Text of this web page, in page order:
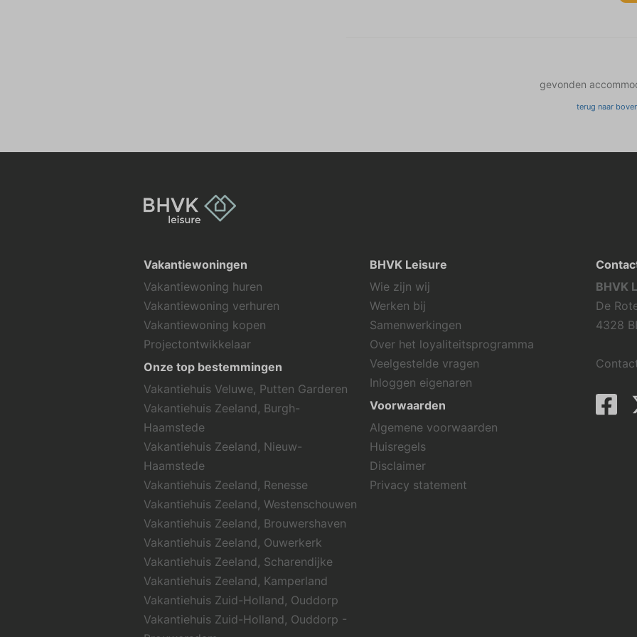
gevonden
terug naar
Vakantiewoningen
Vakantiewoning huren
Vakantiewoning verhuren
Vakantiewoning kopen
Projectontwikkelaar
Onze top bestemmingen
Vakantiehuis Veluwe, Putten Garderen
Vakantiehuis Zeeland, Burgh-
Haamstede
Vakantiehuis Zeeland, Nieuw-
Haamstede
Vakantiehuis Zeeland, Renesse
Vakantiehuis Zeeland, Westenschouwen
Vakantiehuis Zeeland, Brouwershaven
Vakantiehuis Zeeland, Ouwerkerk
Vakantiehuis Zeeland, Scharendijke
Vakantiehuis Zeeland, Kamperland
Vakantiehuis Zuid-Holland, Ouddorp
Vakantiehuis Zuid-Holland, Ouddorp -
BHVK Leisure
Wie zijn wij
Werken bij
Samenwerkingen
Over het loyaliteitsprogramma
Veelgestelde vragen
Inloggen eigenaren
Voorwaarden
Algemene voorwaarden
Huisregels
Disclaimer
Privacy statement
BHVK
De
4328